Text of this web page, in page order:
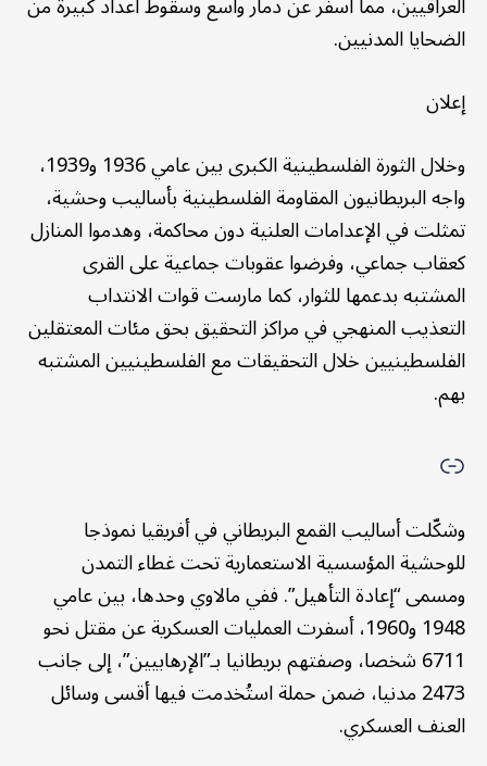
الضحايا المدنيين.
إعلان
وخلال الثورة الفلسطينية الكبرى بين عامي 1936 و1939،
واجه البريطانيون المقاومة الفلسطينية بأساليب وحشية،
تمثلت في الإعدامات العلنية دون محاكمة، وهدموا المنازل
كعقاب جماعي، وفرضوا عقوبات جماعية على القرى
المشتبه بدعمها للثوار، كما مارست قوات الانتداب
التعذيب المنهجي في مراكز التحقيق بحق مئات المعتقلين
الفلسطينيين خلال التحقيقات مع الفلسطينيين المشتبه
بهم.
وشكّلت أساليب القمع البريطاني في أفريقيا نموذجا
للوحشية المؤسسية الاستعمارية تحت غطاء التمدن
ومسمى “إعادة التأهيل”. ففي مالاوي وحدها، بين عامي
1948 و1960، أسفرت العمليات العسكرية عن مقتل نحو
6711 شخصا، وصفتهم بريطانيا بـ”الإرهابيين”، إلى جانب
2473 مدنيا، ضمن حملة استُخدمت فيها أقسى وسائل
العنف العسكري.